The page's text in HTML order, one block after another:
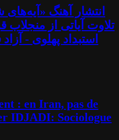
انتشار آهنگ
استبداد پهلوی -
: en Iran, pas de
IDJADI: Sociologue